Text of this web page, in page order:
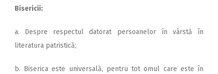
Bisericii:
a. Despre respectul datorat persoanelor în vârstă în
literatura patristică;
b. Biserica este universală, pentru tot omul care este în